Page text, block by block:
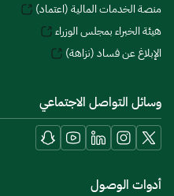
منصة الخدمات المالية (اعتماد)
هيئة الخبراء بمجلس الوزراء
الإبلاغ عن فساد (نزاهة)
وسائل التواصل الاجتماعي
أدوات الوصول